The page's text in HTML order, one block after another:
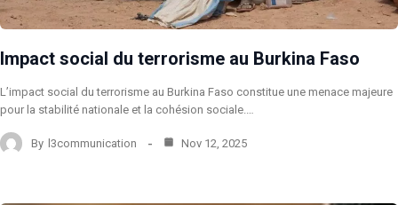
Impact social du terrorisme au Burkina Faso
L’impact social du terrorisme au Burkina Faso constitue une menace majeure
pour la stabilité nationale et la cohésion sociale.…
By l3communication Nov 12, 2025